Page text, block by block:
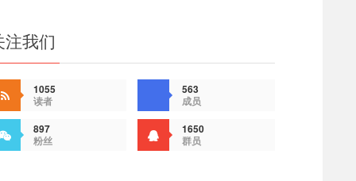
注我们
1055
读者
563
成员
897
粉丝
1650
群员